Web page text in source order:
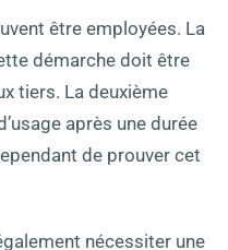
être employées. La
démarche doit être
tiers. La deuxième
après une durée
de prouver cet
nécessiter une